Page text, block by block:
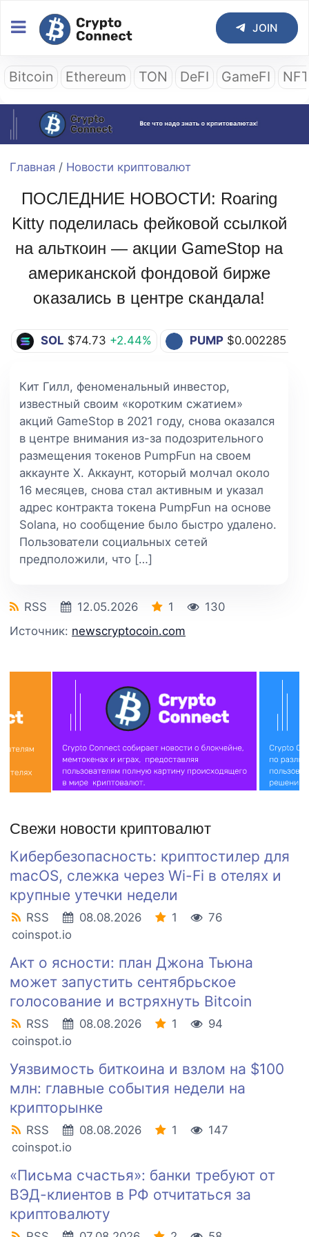
JOIN
Bitcoin Ethereum TON DeFI GameFI
Главная / Новости криптовалют
ПОСЛЕДНИЕ НОВОСТИ: Roaring
Kitty поделилась фейковой ссылкой
на альткоин — акции GameStop на
американской фондовой бирже
оказались в центре скандала!
SOL $74.73 +2.44% PUMP $0.002285
Кит Гилл, феноменальный инвестор,
известный своим «коротким сжатием»
акций GameStop в 2021 году, снова оказался
в центре внимания из-за подозрительного
размещения токенов PumpFun на своем
аккаунте X. Аккаунт, который молчал около
16 месяцев, снова стал активным и указал
адрес контракта токена PumpFun на основе
Solana, но сообщение было быстро удалено.
Пользователи социальных сетей
предположили, что […]
RSS 12.05.2026 1
130
Источник: newscryptocoin.com
Свежи новости криптовалют
Кибербезопасность: криптостилер для
macOS, слежка через Wi-Fi в отелях и
крупные утечки недели
RSS 08.08.2026 1
76
coinspot.io
Акт о ясности: план Джона Тьюна
может запустить сентябрьское
голосование и встряхнуть Bitcoin
RSS 08.08.2026 1
94
coinspot.io
Уязвимость биткоина и взлом на $100
млн: главные события недели на
крипторынке
RSS 08.08.2026 1
147
coinspot.io
«Письма счастья»: банки требуют от
ВЭД-клиентов в РФ отчитаться за
криптовалюту